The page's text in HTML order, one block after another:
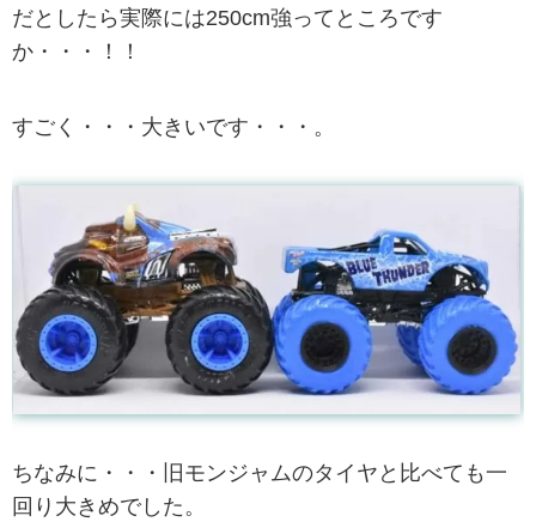
だとしたら実際には250cm強ってところです
か・・・！！
すごく・・・大きいです・・・。
ちなみに・・・旧モンジャムのタイヤと比べても一
回り大きめでした。